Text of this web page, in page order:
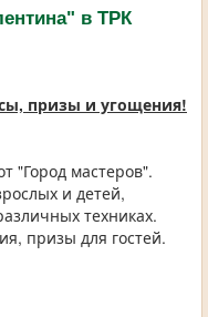
в ТРК
призы и угощения!
"Город мастеров".
и детей,
техниках.
призы для гостей.